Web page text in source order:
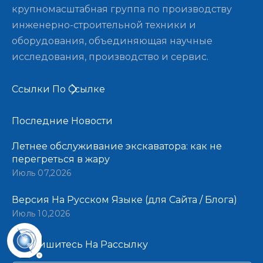
крупномасштабная группа по производству
инженерно-строительной техники и
оборудования, объединяющая научные
исследования, производство и сервис.
Ссылки По Ссылке
Последние Новости​​​​​​​
Летнее обслуживание экскаватора: как не
перегреться в жару
Июль 07,2026
Версия На Русском Языке (для Сайта / Блога)
Июль 10,2026
Подпишитесь На Рассылку​​​​​​​